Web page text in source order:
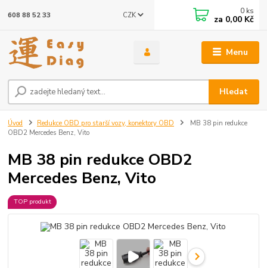
Menu
CZK
Hledat
608 88 52 33 0 ks
za 0,00 Kč
Úvod Redukce OBD pro starší vozy, konektory OBD
MB 38 pin redukce
OBD2 Mercedes Benz, Vito
MB 38 pin redukce OBD2
Mercedes Benz, Vito
TOP produkt